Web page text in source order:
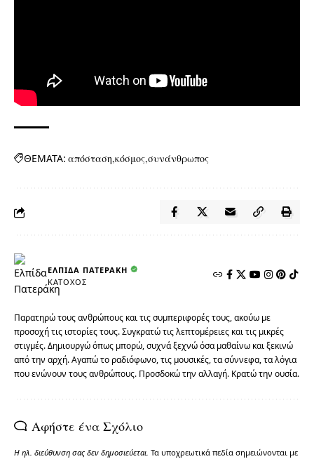
ΘΕΜΑΤΑ: απόσταση κόσμος συνάνθρωπος
ΕΛΠΊΔΑ ΠΑΤΕΡΆΚΗ
ΚΆΤΟΧΟΣ
Παρατηρώ τους ανθρώπους και τις συμπεριφορές τους, ακούω με
προσοχή τις ιστορίες τους. Συγκρατώ τις λεπτομέρειες και τις μικρές
στιγμές. Δημιουργώ όπως μπορώ, συχνά ξεχνώ όσα μαθαίνω και ξεκινώ
από την αρχή. Αγαπώ το ραδιόφωνο, τις μουσικές, τα σύννεφα, τα λόγια
που ενώνουν τους ανθρώπους. Προσδοκώ την αλλαγή. Κρατώ την ουσία.
Αφήστε ένα Σχόλιο
Η ηλ. διεύθυνση σας δεν δημοσιεύεται. Τα υποχρεωτικά πεδία σημειώνονται με